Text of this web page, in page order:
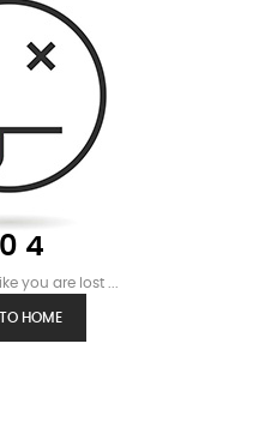
4
you are lost ...
HOME